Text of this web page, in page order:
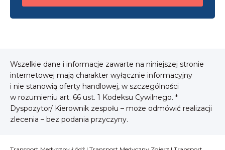
Wszelkie dane i informacje zawarte na niniejszej stronie
internetowej mają charakter wyłącznie informacyjny
i nie stanowią oferty handlowej, w szczególności
w rozumieniu art. 66 ust. 1 Kodeksu Cywilnego. *
Dyspozytor/ Kierownik zespołu – może odmówić realizacji
zlecenia – bez podania przyczyny.